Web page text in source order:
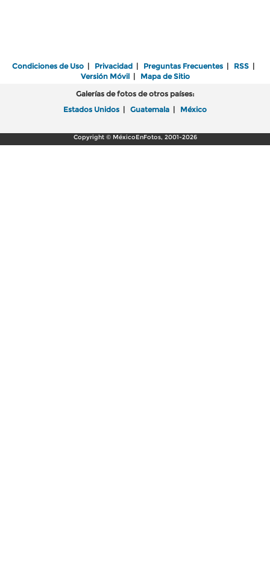
Condiciones de Uso | Privacidad | Preguntas Frecuentes | RSS |
Versión Móvil| Mapa de Sitio
Galerías de fotos de otros países:
Estados Unidos | Guatemala | México
Copyright © MéxicoEnFotos, 2001-2026